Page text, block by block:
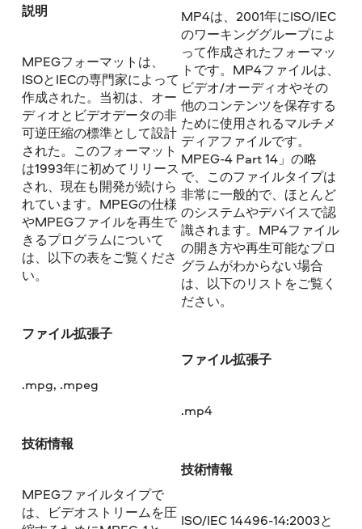
説明
MPEGフォーマットは、
ISOとIECの専門家によって
作成された。当初は、オー
ディオとビデオデータの非
可逆圧縮の標準として設計
された。このフォーマット
は1993年に初めてリリース
され、現在も開発が続けら
れています。MPEGの仕様
やMPEGファイルを再生で
きるプログラムについて
は、以下の表をご覧くださ
い。
ファイル拡張子
.mpg, .mpeg
技術情報
MPEGファイルタイプで
は、ビデオストリームを圧
MP4は、2001年にISO/IEC
のワーキンググループによ
って作成されたフォーマッ
トです。MP4ファイルは、
ビデオ/オーディオやその
他のコンテンツを保存する
ために使用されるマルチメ
ディアファイルです。
MPEG-4 Part 14」の略
で、このファイルタイプは
非常に一般的で、ほとんど
のシステムやデバイスで認
識されます。MP4ファイル
の開き方や再生可能なプロ
グラムがわからない場合
は、以下のリストをご覧く
ださい。
ファイル拡張子
.mp4
技術情報
ISO/IEC 14496-14:2003と